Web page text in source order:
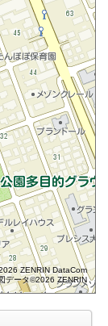
ZENRIN DataCom
データ©2026 ZENRIN